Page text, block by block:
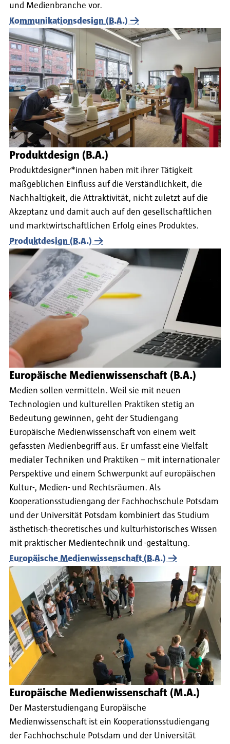
und Medienbranche vor.
Kommunikationsdesign (B.A.)
Produktdesign (B.A.)
Produktdesigner*innen haben mit ihrer Tätigkeit
maßgeblichen Einfluss auf die Verständlichkeit, die
Nachhaltigkeit, die Attraktivität, nicht zuletzt auf die
Akzeptanz und damit auch auf den gesellschaftlichen
und marktwirtschaftlichen Erfolg eines Produktes.
Produktdesign (B.A.)
Europäische Medienwissenschaft (B.A.)
Medien sollen vermitteln. Weil sie mit neuen
Technologien und kulturellen Praktiken stetig an
Bedeutung gewinnen, geht der Studiengang
Europäische Medienwissenschaft von einem weit
gefassten Medienbegriff aus. Er umfasst eine Vielfalt
medialer Techniken und Praktiken – mit internationaler
Perspektive und einem Schwerpunkt auf europäischen
Kultur-, Medien- und Rechtsräumen. Als
Kooperationsstudiengang der Fachhochschule Potsdam
und der Universität Potsdam kombiniert das Studium
ästhetisch-theoretisches und kulturhistorisches Wissen
mit praktischer Medientechnik und -gestaltung.
Europäische Medienwissenschaft (B.A.)
Europäische Medienwissenschaft (M.A.)
Der Masterstudiengang Europäische
Medienwissenschaft ist ein Kooperationsstudiengang
der Fachhochschule Potsdam und der Universität